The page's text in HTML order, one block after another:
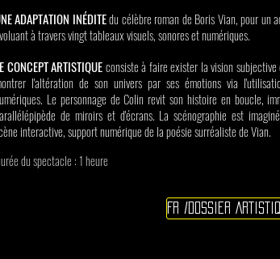
ADAPTATION INÉDITEdu célèbre roman de Boris Vian, pour un
à travers vingt tableaux visuels, sonores et numériques.
CONCEPT ARTISTIQUEconsiste à faire exister la vision subjective
l'altération de son univers par ses émotions via
Le personnage de Colin revit son histoire en boucle,
de miroirs et d'écrans. La scénographie est
interactive, support numérique de la poésie surréaliste de Vian.
du spectacle : 1 heure
FR /DOSSIER